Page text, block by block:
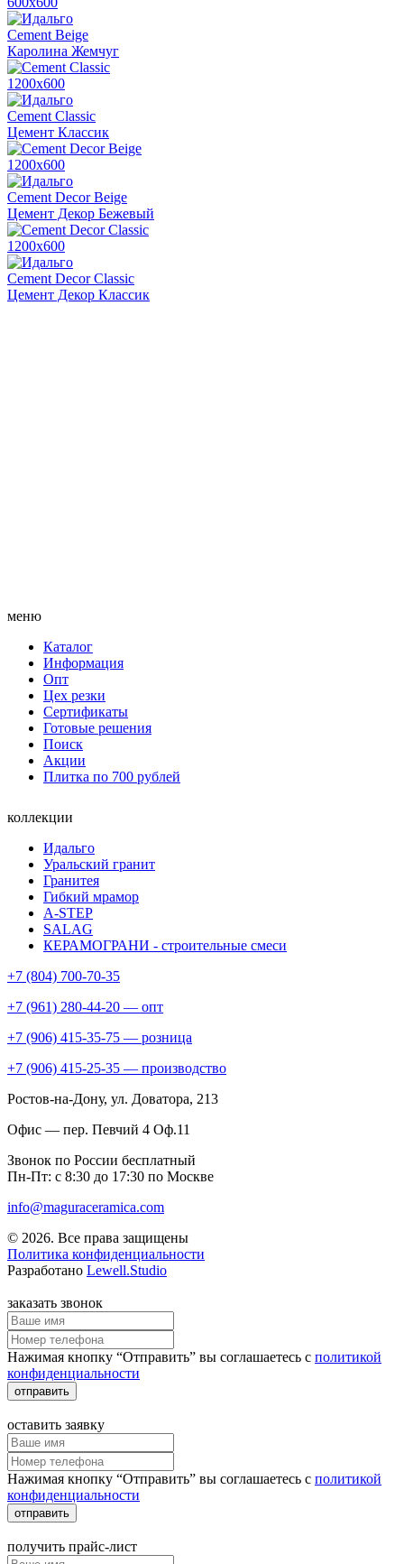
Cement Beige
Каролина Жемчуг
1200х600
Cement Classic
Цемент Классик
1200х600
Cement Decor Beige
Цемент Декор Бежевый
1200х600
Cement Decor Classic
Цемент Декор Классик
меню
Каталог
Информация
Опт
Цех резки
Сертификаты
Готовые решения
Поиск
Акции
Плитка по 700 рублей
коллекции
Идальго
Уральский гранит
Гранитея
Гибкий мрамор
A-STEP
SALAG
КЕРАМОГРАНИ - строительные смеси
+7 (804) 700-70-35
+7 (961) 280-44-20 — опт
+7 (906) 415-35-75 — розница
+7 (906) 415-25-35 — производство
Ростов-на-Дону, ул. Доватора, 213
Офис — пер. Певчий 4 Оф.11
Звонок по России бесплатный
Пн-Пт: с 8:30 до 17:30 по Москве
info@maguraceramica.com
© 2026. Все права защищены
Политика конфиденциальности
Разработано Lewell.Studio
заказать звонок
Нажимая кнопку “Отправить” вы соглашаетесь с политикой
конфиденциальности
отправить
оставить заявку
Нажимая кнопку “Отправить” вы соглашаетесь с политикой
конфиденциальности
отправить
получить прайс-лист